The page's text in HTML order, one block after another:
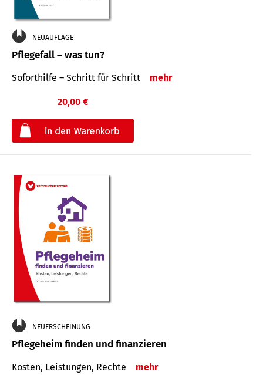
NEUAUFLAGE
Pflegefall – was tun?
Soforthilfe – Schritt für Schritt mehr
20,00 €
NEUERSCHEINUNG
Pflegeheim finden und finanzieren
Kosten, Leistungen, Rechte mehr